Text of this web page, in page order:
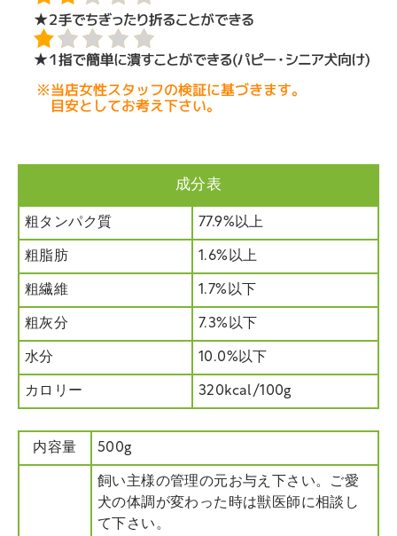
成分表
粗タンパク質 77.9%以上
粗脂肪 1.6%以上
粗繊維 1.7%以下
粗灰分 7.3%以下
水分 10.0%以下
カロリー 320kcal/100g
内容量 500g
飼い主様の管理の元お与え下さい。ご愛
犬の体調が変わった時は獣医師に相談し
て下さい。